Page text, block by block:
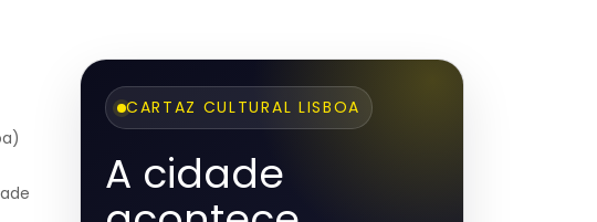
CARTAZ CULTURAL LISBOA
A cidade